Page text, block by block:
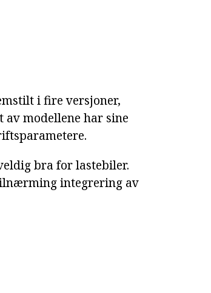
i fire versjoner,
av modellene har sine
bra for lastebiler.
integrering av